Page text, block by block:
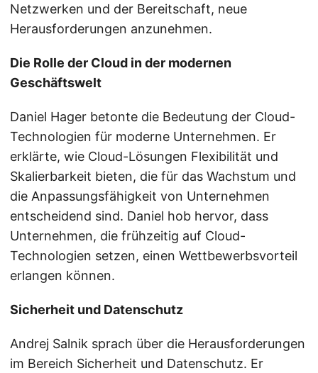
Netzwerken und der Bereitschaft, neue
Herausforderungen anzunehmen.
Die Rolle der Cloud in der modernen
Geschäftswelt
Daniel Hager betonte die Bedeutung der Cloud-
Technologien für moderne Unternehmen. Er
erklärte, wie Cloud-Lösungen Flexibilität und
Skalierbarkeit bieten, die für das Wachstum und
die Anpassungsfähigkeit von Unternehmen
entscheidend sind. Daniel hob hervor, dass
Unternehmen, die frühzeitig auf Cloud-
Technologien setzen, einen Wettbewerbsvorteil
erlangen können.
Sicherheit und Datenschutz
Andrej Salnik sprach über die Herausforderungen
im Bereich Sicherheit und Datenschutz. Er